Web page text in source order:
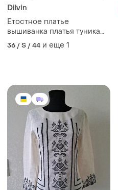
Dilvin
Етостное платье
вышиванка платья туника
черная
36 / S / 44 и еще 1